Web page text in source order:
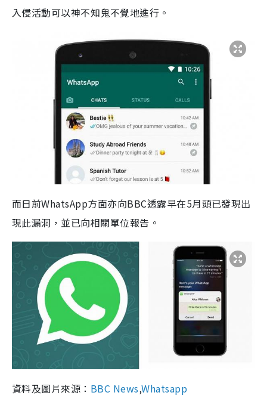
入侵活動可以神不知鬼不覺地進行。
而日前WhatsApp方面亦向BBC透露早在5月頭已發現出
現此漏洞，並已向相關單位報告。
資料及圖片來源： BBC News,Whatsapp